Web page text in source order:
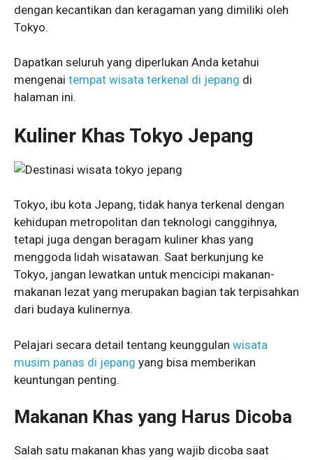
dengan kecantikan dan keragaman yang dimiliki oleh
Tokyo.
Dapatkan seluruh yang diperlukan Anda ketahui
mengenai tempat wisata terkenal di jepang di
halaman ini.
Kuliner Khas Tokyo Jepang
Tokyo, ibu kota Jepang, tidak hanya terkenal dengan
kehidupan metropolitan dan teknologi canggihnya,
tetapi juga dengan beragam kuliner khas yang
menggoda lidah wisatawan. Saat berkunjung ke
Tokyo, jangan lewatkan untuk mencicipi makanan-
makanan lezat yang merupakan bagian tak terpisahkan
dari budaya kulinernya.
Pelajari secara detail tentang keunggulan wisata
musim panas di jepang yang bisa memberikan
keuntungan penting.
Makanan Khas yang Harus Dicoba
Salah satu makanan khas yang wajib dicoba saat